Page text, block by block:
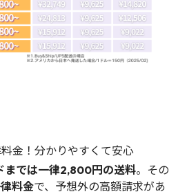
金！分かりやすくて安心
までは一律2,800円の送料。その
料金で、予想外の高額請求があ